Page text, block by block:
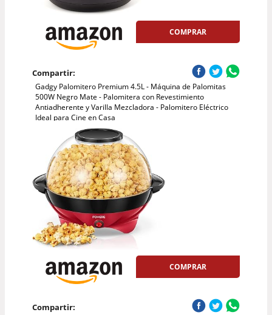
COMPRAR
Compartir:
Gadgy Palomitero Premium 4.5L - Máquina de Palomitas
500W Negro Mate - Palomitera con Revestimiento
Antiadherente y Varilla Mezcladora - Palomitero Eléctrico
Ideal para Cine en Casa
COMPRAR
Compartir: